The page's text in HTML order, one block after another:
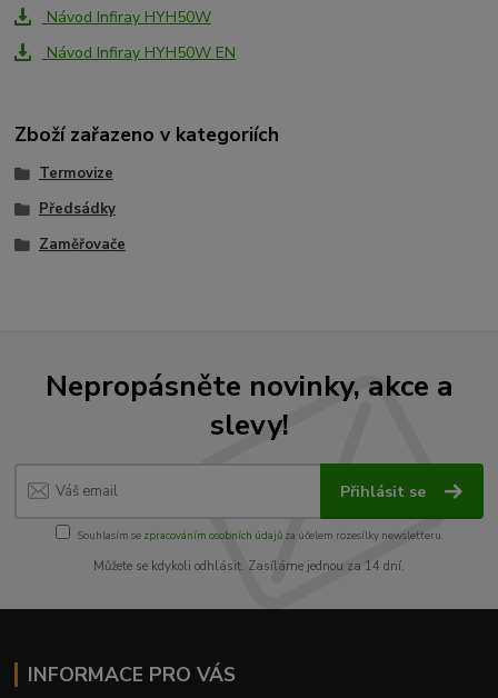
Návod Infiray HYH50W
Návod Infiray HYH50W EN
Zboží zařazeno v kategoriích
Termovize
Předsádky
Zaměřovače
Nepropásněte novinky, akce a
slevy!
Přihlásit se
Souhlasím se zpracováním osobních údajůza účelem rozesílky newsletteru.
Můžete se kdykoli odhlásit. Zasíláme jednou za 14 dní.
INFORMACE PRO VÁS